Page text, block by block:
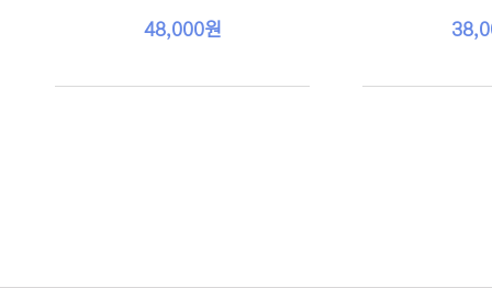
48,000원